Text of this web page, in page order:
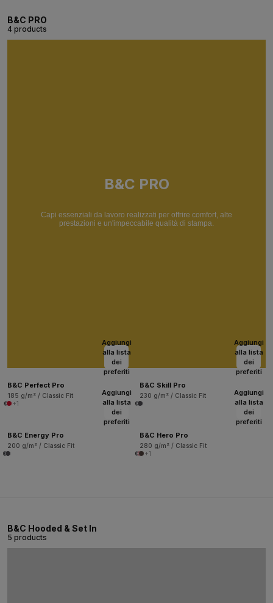
B&C PRO
4 products
B&C PRO
Capi essenziali da lavoro realizzati per offrire comfort, alte
prestazioni e un'impeccabile qualità di stampa.
Aggiungi
alla lista
dei
preferiti
B&C Perfect Pro
185 g/m² / Classic Fit
+1
Aggiungi
alla lista
dei
preferiti
B&C Skill Pro
230 g/m² / Classic Fit
Aggiungi
alla lista
dei
preferiti
B&C Energy Pro
200 g/m² / Classic Fit
Aggiungi
alla lista
dei
preferiti
B&C Hero Pro
280 g/m² / Classic Fit
+1
B&C Hooded & Set In
5 products